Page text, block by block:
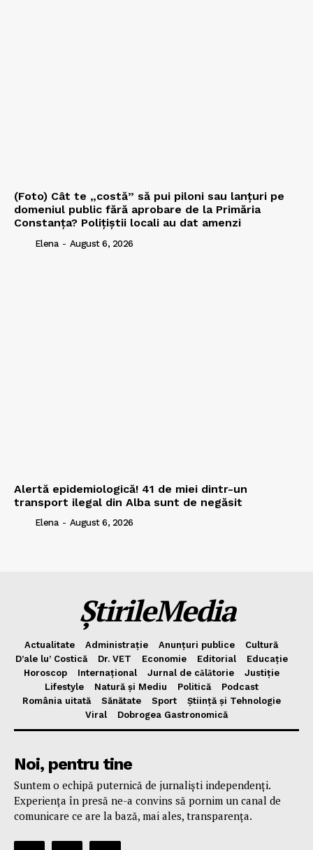
(Foto) Cât te „costă” să pui piloni sau lanțuri pe
domeniul public fără aprobare de la Primăria
Constanța? Polițiștii locali au dat amenzi
Elena - August 6, 2026
Alertă epidemiologică! 41 de miei dintr-un
transport ilegal din Alba sunt de negăsit
Elena - August 6, 2026
ȘtirileMedia
Actualitate Administrație Anunțuri publice
Cultură
D’ale lu’ Costică
Dr. VET Economie Editorial
Educație
Horoscop
Internațional Jurnal de cǎlǎtorie
Justiție
Lifestyle
Natură și Mediu Politică
Podcast
România uitată
Sănătate Sport
Știință și Tehnologie
Viral
Dobrogea Gastronomică
Noi, pentru tine
Suntem o echipă puternică de jurnaliști independenți.
Experiența în presă ne-a convins să pornim un canal de
comunicare ce are la bază, mai ales, transparența.